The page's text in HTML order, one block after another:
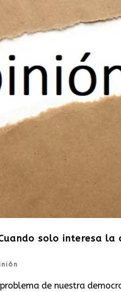
solo interesa la
de nuestra